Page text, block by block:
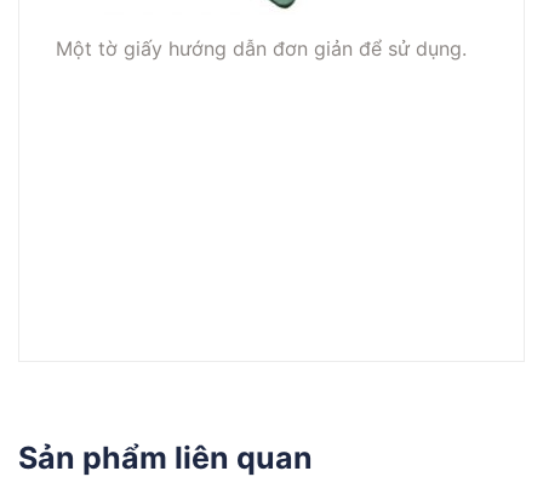
Một tờ giấy hướng dẫn đơn giản để sử dụng.
Sản phẩm liên quan